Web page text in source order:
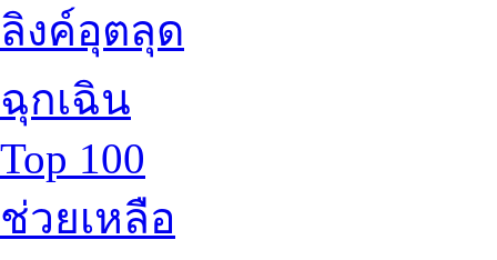
ลิงค์อุตลุด
ฉุกเฉิน
Top 100
ช่วยเหลือ